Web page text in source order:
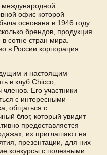
международной
офис которой
основана в 1946 году.
брендов, продукция
сотне стран мира.
в России корпорация
и настоящим
в клуб Chicco,
Его участники
с интересными
общаться с
блог, который увидит
предоставляется
их приглашают на
презентации, для них
конкурсы с полезными